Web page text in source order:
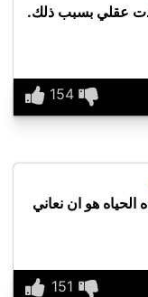
عقلي بسبب ذلك.
هو ان نعاني